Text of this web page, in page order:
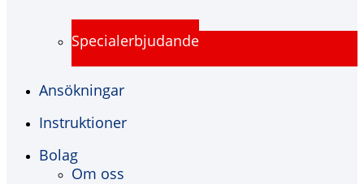
Specialerbjudande
Ansökningar
Instruktioner
Bolag
Om oss